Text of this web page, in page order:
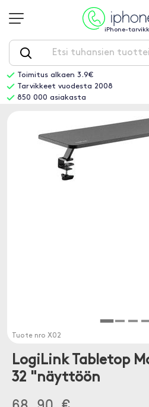
iPhone-
Toimitus alkaen 3.9€
Tarvikkeet vuodesta 2008
850 000 asiakasta
Tuote nro X02
LogiLink Tabletop
32 "näyttöön